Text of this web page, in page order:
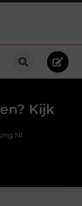
Kijk